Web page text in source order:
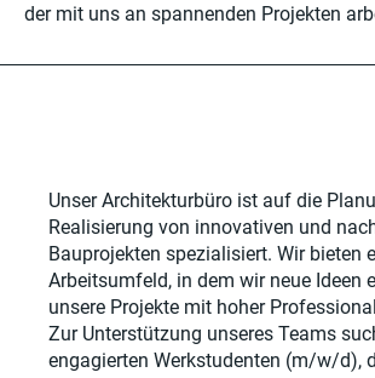
der mit uns an spannenden Projekten
Unser Architekturbüro ist auf die
Realisierung von innovativen und
Bauprojekten spezialisiert. Wir bieten
Arbeitsumfeld, in dem wir neue Ideen
unsere Projekte mit hoher
Zur Unterstützung unseres Teams
engagierten Werkstudenten (m/w/d),